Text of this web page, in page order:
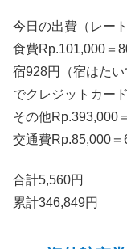
今日の出費（レー
食費Rp.101,000＝
宿928円（宿はた
でクレジットカード
その他Rp.393,000
交通費Rp.85,000＝
合計5,560円
累計346,849円